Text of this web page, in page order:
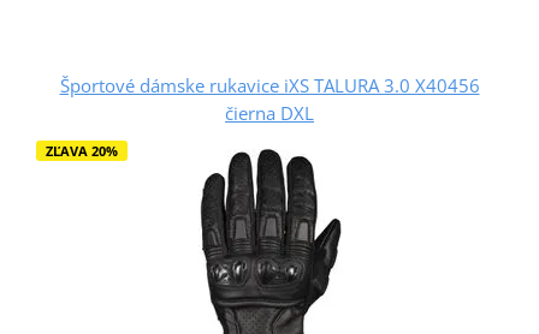
Športové dámske rukavice iXS TALURA 3.0 X40456
čierna DXL
ZĽAVA 20%